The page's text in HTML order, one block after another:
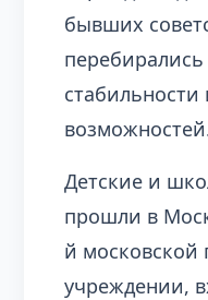
бывших
Детские и
прошли в
й
учреждении,